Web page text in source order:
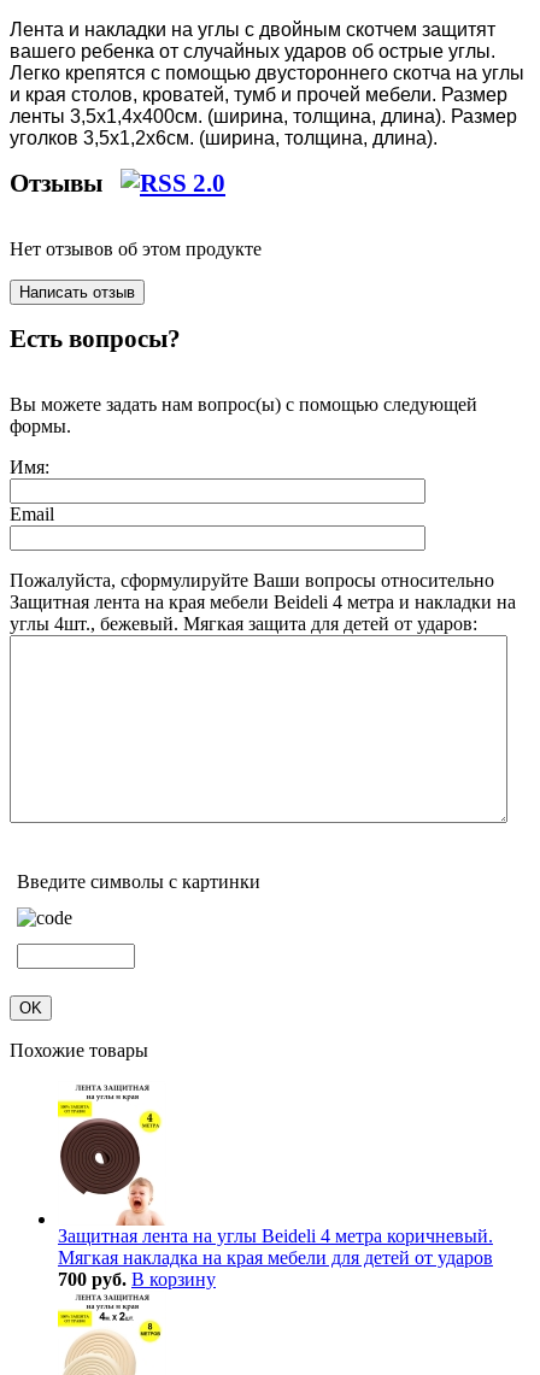
Лента и накладки на углы с двойным скотчем защитят
вашего ребенка от случайных ударов об острые углы.
Легко крепятся с помощью двустороннего скотча на углы
и края столов, кроватей, тумб и прочей мебели. Размер
ленты 3,5х1,4х400см. (ширина, толщина, длина). Размер
уголков 3,5х1,2х6см. (ширина, толщина, длина).
Отзывы
Нет отзывов об этом продукте
Есть вопросы?
Вы можете задать нам вопрос(ы) с помощью следующей
формы.
Имя:
Email
Пожалуйста, сформулируйте Ваши вопросы относительно
Защитная лента на края мебели Beideli 4 метра и накладки на
углы 4шт., бежевый. Мягкая защита для детей от ударов:
Введите символы с картинки
Похожие товары
Защитная лента на углы Beideli 4 метра коричневый.
Мягкая накладка на края мебели для детей от ударов
700 руб. В корзину